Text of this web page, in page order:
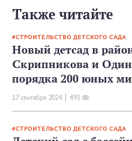
Также читайте
СТРОИТЕЛЬСТВО ДЕТСКОГО САДА
Новый детсад в
Скрипникова и
порядка 200 юных
17 сентября 2024 493
СТРОИТЕЛЬСТВО ДЕТСКОГО САДА